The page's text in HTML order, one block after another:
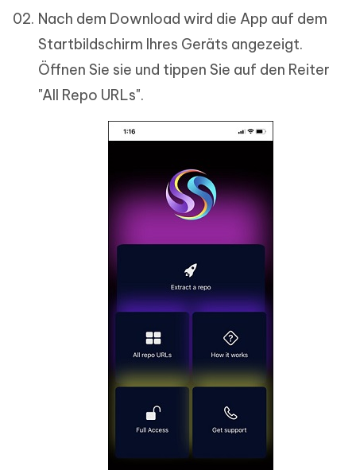
Nach dem Download wird die App auf dem
Startbildschirm Ihres Geräts angezeigt.
Öffnen Sie sie und tippen Sie auf den Reiter
"All Repo URLs".